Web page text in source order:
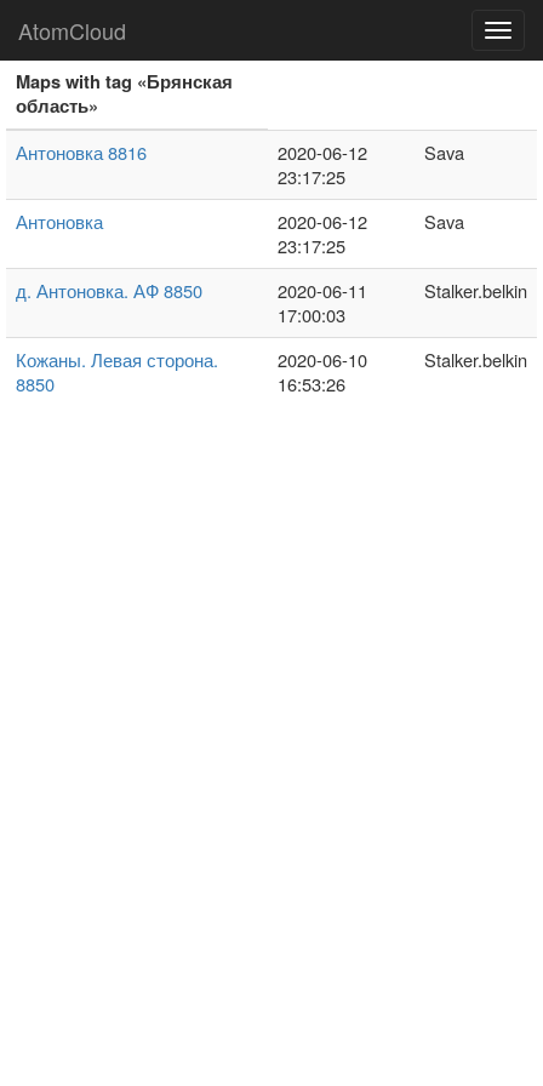
AtomCloud
Maps with tag «Брянская
область»
Антоновка 8816
2020-06-12
23:17:25
Sava
Антоновка
2020-06-12
23:17:25
Sava
д. Антоновка. АФ 8850
2020-06-11
17:00:03
Stalker.belkin
Кожаны. Левая сторона.
8850
2020-06-10
16:53:26
Stalker.belkin